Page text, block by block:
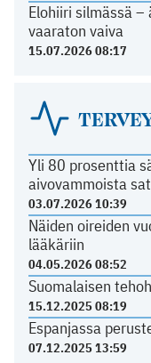
Elohiiri silmässä
vaaraton vaiva
15.07.2026 08:17
Yli 80 prosenttia
aivovammoista
03.07.2026 10:39
Näiden oireiden
lääkäriin
04.05.2026 08:52
Suomalaisen
15.12.2025 08:19
Espanjassa
07.12.2025 13:59